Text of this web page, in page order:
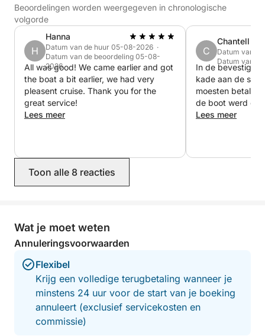
Beoordelingen worden weergegeven in chronologische
volgorde
H
Hanna
Datum van de huur 05-08-2026 ·
Datum van de beoordeling 05-08-
2026
All was good! We came earlier and got
the boat a bit earlier, we had very
pleasent cruise. Thank you for the
great service!
Lees meer
C
Chantell
Datum van
Datum van
In de
kade aan de
moesten
de boot werd
voor de
Lees meer
Toon alle 8 reacties
Wat je moet weten
Annuleringsvoorwaarden
Flexibel
Krijg een volledige terugbetaling wanneer je
minstens 24 uur voor de start van je boeking
annuleert (exclusief servicekosten en
commissie)